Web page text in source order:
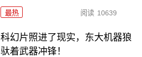
最热 阅读 10639
科幻片照进了现实，东大机器狼
驮着武器冲锋！